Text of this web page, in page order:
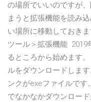
の場所でいいのですが
まうと拡張機能を読み
い場所に移動しておき
ツール＞拡張機能 2019
るところから始めます
ルをダウンロードしま
ンクがexeファイルで
でなかなかダウンロー